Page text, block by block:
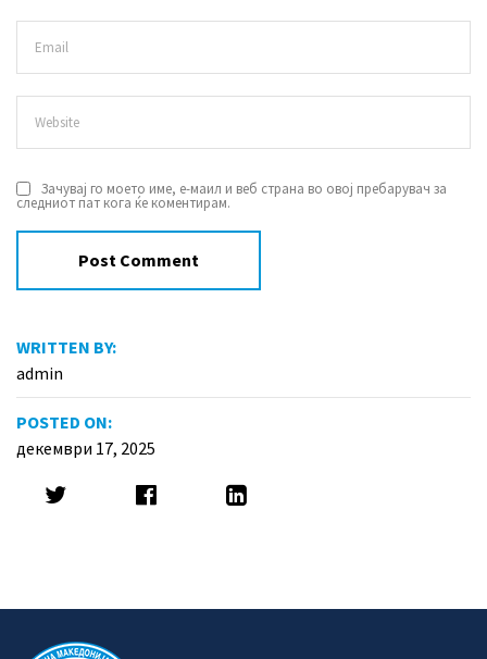
Зачувај го моето име, е-маил и веб страна во овој пребарувач за
следниот пат кога ќе коментирам.
WRITTEN BY:
admin
POSTED ON:
декември 17, 2025